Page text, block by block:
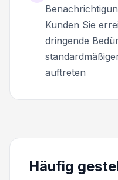
Kunden Sie
dringende
auftreten
Häufig